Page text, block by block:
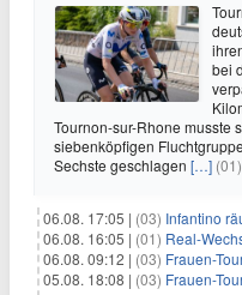
bei
Tournon-sur-Rhone musste
siebenköpfigen
Sechste geschlagen […] (01)
06.08. 17:05 | (03) Infantino
06.08. 16:05 | (01) Real-
06.08. 09:12 | (03) Frauen-Tour
05.08. 18:08 | (03) Frauen-